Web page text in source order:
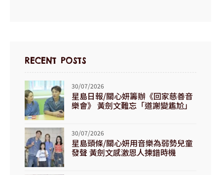
RECENT POSTS
星島日報/關心妍籌辦《回家慈善音
樂會》 黃劍文難忘「道謝變尷尬」
30/07/2026
星島頭條/關心妍用音樂為弱勢兒童
發聲 黃劍文感激恩人揀錯時機
30/07/2026